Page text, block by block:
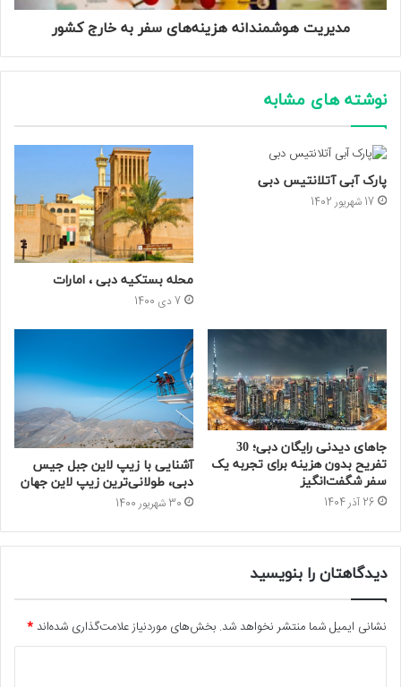
مدیریت هوشمندانه هزینه‌های سفر به خارج کشور
نوشته های مشابه
پارک آبی آتلانتیس دبی
17 شهریور 1402
محله بستکیه دبی ، امارات
7 دی 1400
جاهای دیدنی رایگان دبی؛ 30
تفریح بدون هزینه برای تجربه یک
سفر شگفت‌انگیز
26 آذر 1404
آشنایی با زیپ لاین جبل جیس
دبی، طولانی‌ترین زیپ لاین جهان
30 شهریور 1400
دیدگاهتان را بنویسید
نشانی ایمیل شما منتشر نخواهد شد. بخش‌های موردنیاز علامت‌گذاری شده‌اند*